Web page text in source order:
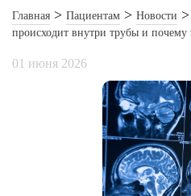
Главная Пациентам Новости
происходит внутри трубы и почему
01 июня 2026